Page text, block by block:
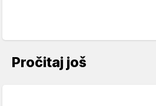
Pročitaj još